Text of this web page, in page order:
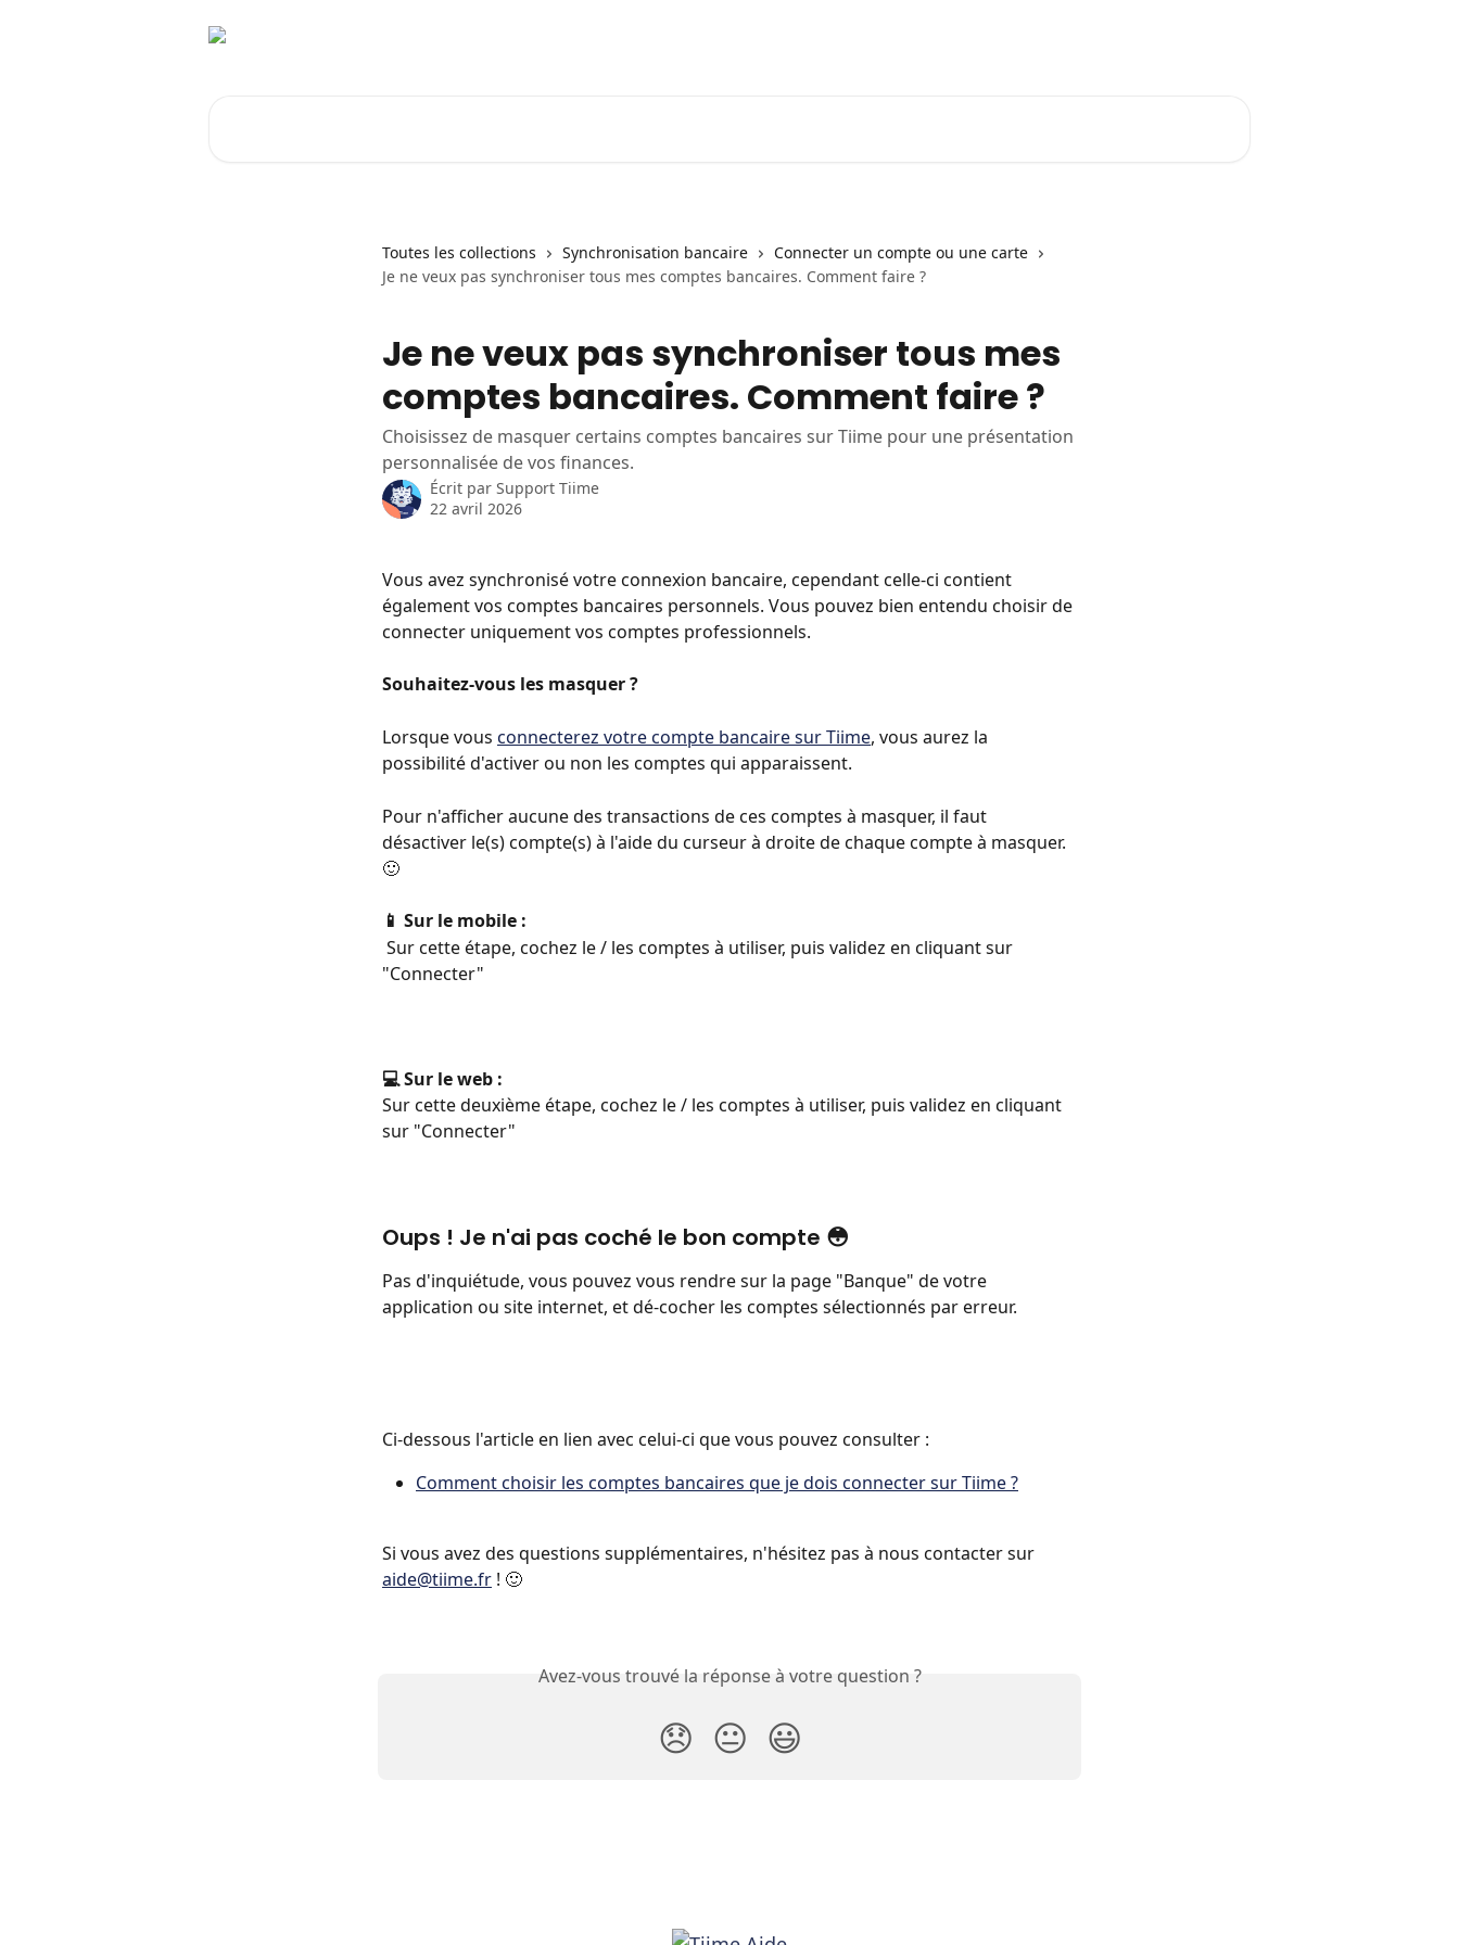
Toutes les collections Synchronisation bancaire
Connecter un compte ou une carte
Je ne veux pas synchroniser tous mes comptes bancaires. Comment faire ?
Je ne veux pas synchroniser tous mes
comptes bancaires. Comment faire ?
Choisissez de masquer certains comptes bancaires sur Tiime pour une présentation
personnalisée de vos finances.
Écrit par Support Tiime
22 avril 2026
Vous avez synchronisé votre connexion bancaire, cependant celle-ci contient
également vos comptes bancaires personnels. Vous pouvez bien entendu choisir de
connecter uniquement vos comptes professionnels.
Souhaitez-vous les masquer ?
Lorsque vous connecterez votre compte bancaire sur Tiime, vous aurez la
possibilité d'activer ou non les comptes qui apparaissent.
Pour n'afficher aucune des transactions de ces comptes à masquer, il faut
désactiver le(s) compte(s) à l'aide du curseur à droite de chaque compte à masquer.
🙂
📱 Sur le mobile :
"Connecter"
💻 Sur le web :
Sur cette deuxième étape, cochez le / les comptes à utiliser, puis validez en cliquant
sur "Connecter"
Oups ! Je n'ai pas coché le bon compte 😳
Pas d'inquiétude, vous pouvez vous rendre sur la page "Banque" de votre
application ou site internet, et dé-cocher les comptes sélectionnés par erreur.
Ci-dessous l'article en lien avec celui-ci que vous pouvez consulter :
Comment choisir les comptes bancaires que je dois connecter sur Tiime ?
Si vous avez des questions supplémentaires, n'hésitez pas à nous contacter sur
aide@tiime.fr ! 🙂
Avez-vous trouvé la réponse à votre question ?
😞 😐 😃